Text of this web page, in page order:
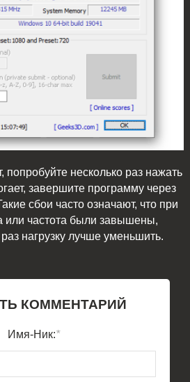
попробуйте несколько раз нажать
завершите программу через
сбои часто означают, что при
или частота были завышены,
нагрузку лучше уменьшить.
КОММЕНТАРИЙ
Имя-Ник:*